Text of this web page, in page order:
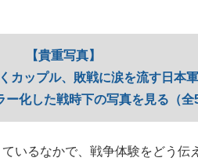
【貴重写真】
カップル、敗戦に涙を流す日本
化した戦時下の写真を見る（全
いるなかで、戦争体験をどう伝